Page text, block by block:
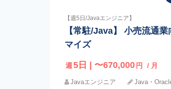
【週5日/Javaエンジニア】
【常駐/Java】 小売流通
マイズ
週 5日 | 〜670,000 円 / 月
Javaエンジニア Java・